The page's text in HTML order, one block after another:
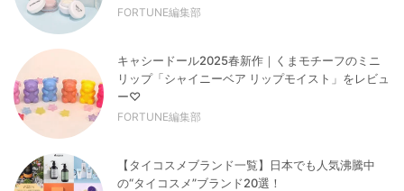
FORTUNE編集部
キャシードール2025春新作｜くまモチーフのミニ
リップ「シャイニーベア リップモイスト」をレビュ
ー♡
FORTUNE編集部
【タイコスメブランド一覧】日本でも人気沸騰中
の“タイコスメ”ブランド20選！